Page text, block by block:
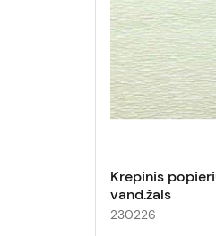
Krepinis
vand.žals
230226